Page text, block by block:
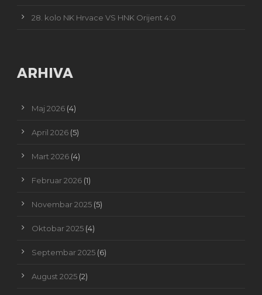
28. kolo NK Hrvace VS HNK Orijent 4:0
ARHIVA
Maj 2026 (4)
April 2026 (5)
Mart 2026 (4)
Februar 2026 (1)
Novembar 2025 (5)
Oktobar 2025 (4)
Septembar 2025 (6)
August 2025 (2)